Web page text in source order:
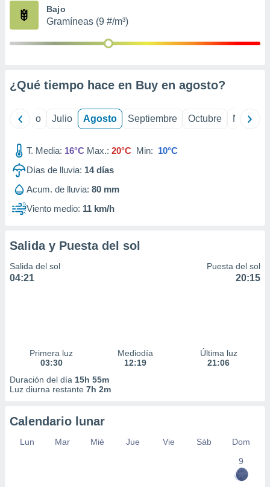
publicidad
publicidad
1199
Bajo
Gramíneas (9 #/m³)
¿Qué tiempo hace en Buy en agosto?
Junio Julio Agosto Septiembre Octubre
T. Media: 16°C Max.: 20°C Min: 10°C
Días de lluvia: 14días
Acum. de lluvia: 80 mm
Viento medio: 11 km/h
Salida y Puesta del sol
Salida del sol
04:21
Puesta del sol
20:15
Primera luz
03:30
Mediodía
12:19
Última luz
21:06
Duración del día 15h 55m
Luz diurna restante 7h 2m
Calendario lunar
Lun Mar Mié Jue Vie Sáb
Dom
9